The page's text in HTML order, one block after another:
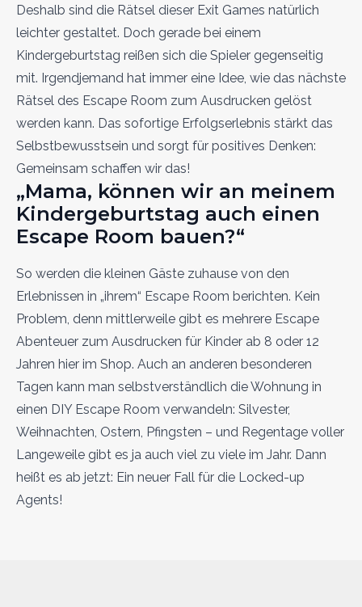
Deshalb sind die Rätsel dieser Exit Games natürlich
leichter gestaltet. Doch gerade bei einem
Kindergeburtstag reißen sich die Spieler gegenseitig
mit. Irgendjemand hat immer eine Idee, wie das nächste
Rätsel des Escape Room zum Ausdrucken gelöst
werden kann. Das sofortige Erfolgserlebnis stärkt das
Selbstbewusstsein und sorgt für positives Denken:
Gemeinsam schaffen wir das!
„Mama, können wir an meinem
Kindergeburtstag auch einen
Escape Room bauen?“
So werden die kleinen Gäste zuhause von den
Erlebnissen in „ihrem“ Escape Room berichten. Kein
Problem, denn mittlerweile gibt es mehrere Escape
Abenteuer zum Ausdrucken für Kinder ab 8 oder 12
Jahren hier im Shop. Auch an anderen besonderen
Tagen kann man selbstverständlich die Wohnung in
einen DIY Escape Room verwandeln: Silvester,
Weihnachten, Ostern, Pfingsten – und Regentage voller
Langeweile gibt es ja auch viel zu viele im Jahr. Dann
heißt es ab jetzt: Ein neuer Fall für die Locked-up
Agents!